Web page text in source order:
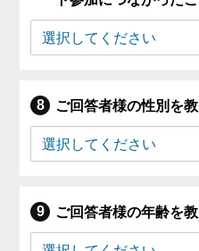
ご回答者様の性別を教
ご回答者様の年齢を教